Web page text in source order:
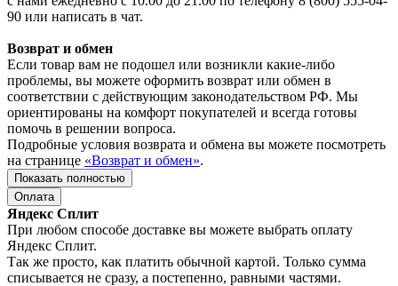
90 или написать в чат.
Возврат и обмен
Если товар вам не подошел или возникли какие-либо
проблемы, вы можете оформить возврат или обмен в
соответствии с действующим законодательством РФ. Мы
ориентированы на комфорт покупателей и всегда готовы
помочь в решении вопроса.
Подробные условия возврата и обмена вы можете посмотреть
на странице «Возврат и обмен».
Показать полностью
Оплата
Яндекс Сплит
При любом способе доставке вы можете выбрать оплату
Яндекс Сплит.
Так же просто, как платить обычной картой. Только сумма
списывается не сразу, а постепенно, равными частями.